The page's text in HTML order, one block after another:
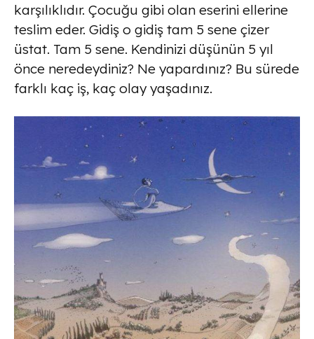
karşılıklıdır. Çocuğu gibi olan eserini ellerine
teslim eder. Gidiş o gidiş tam 5 sene çizer
üstat. Tam 5 sene. Kendinizi düşünün 5 yıl
önce neredeydiniz? Ne yapardınız? Bu sürede
farklı kaç iş, kaç olay yaşadınız.